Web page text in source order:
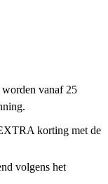
vanaf 25
korting met de
volgens het